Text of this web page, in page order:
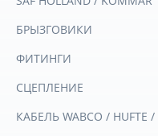
БРЫЗГОВИКИ
ФИТИНГИ
СЦЕПЛЕНИЕ
КАБЕЛЬ WABCO / HUFTE /